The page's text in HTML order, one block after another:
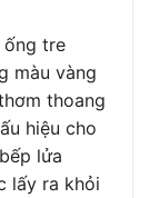
ống tre
màu vàng
thoang
hiệu cho
lửa
lấy ra khỏi